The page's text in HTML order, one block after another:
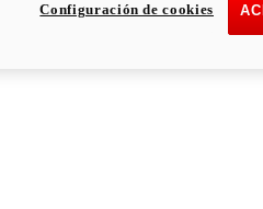
Configuración de cookies